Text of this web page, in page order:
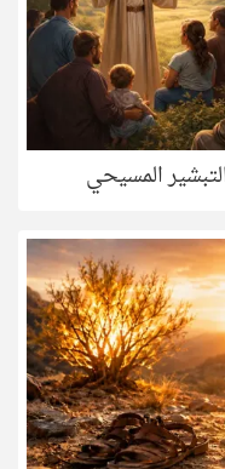
المسيحي